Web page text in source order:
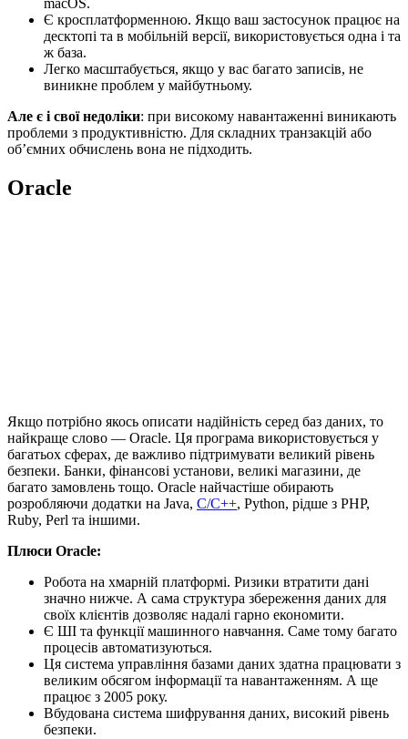
macOS.
Є кросплатформенною. Якщо ваш застосунок працює на
десктопі та в мобільній версії, використовується одна і та
ж база.
Легко масштабується, якщо у вас багато записів, не
виникне проблем у майбутньому.
Але є і свої недоліки: при високому навантаженні виникають
проблеми з продуктивністю. Для складних транзакцій або
об’ємних обчислень вона не підходить.
Oracle
Якщо потрібно якось описати надійність серед баз даних, то
найкраще слово — Oracle. Ця програма використовується у
багатьох сферах, де важливо підтримувати великий рівень
безпеки. Банки, фінансові установи, великі магазини, де
багато замовлень тощо. Oracle найчастіше обирають
розробляючи додатки на Java, C/C++, Python, рідше з PHP,
Ruby, Perl та іншими.
Плюси Oracle:
Робота на хмарній платформі. Ризики втратити дані
значно нижче. А сама структура збереження даних для
своїх клієнтів дозволяє надалі гарно економити.
Є ШІ та функції машинного навчання. Саме тому багато
процесів автоматизуються.
Ця система управління базами даних здатна працювати з
великим обсягом інформації та навантаженням. А ще
працює з 2005 року.
Вбудована система шифрування даних, високий рівень
безпеки.